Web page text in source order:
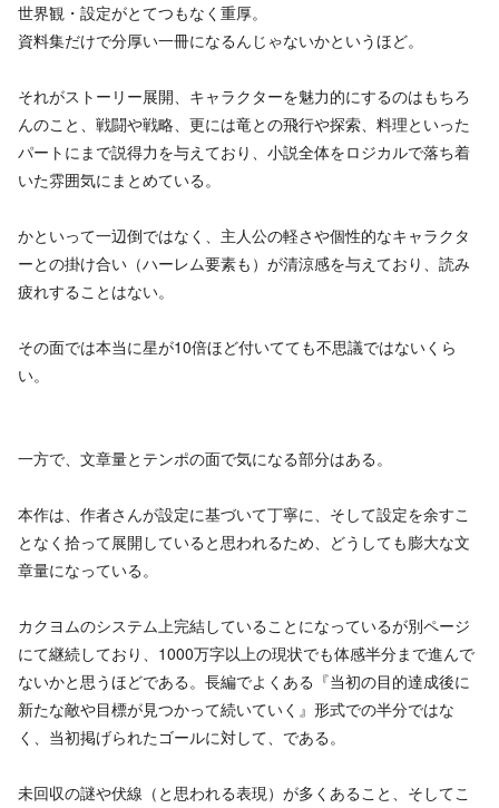
世界観・設定がとてつもなく重厚。
資料集だけで分厚い一冊になるんじゃないかというほど。
それがストーリー展開、キャラクターを魅力的にするのはもちろ
んのこと、戦闘や戦略、更には竜との飛行や探索、料理といった
パートにまで説得力を与えており、小説全体をロジカルで落ち着
いた雰囲気にまとめている。
かといって一辺倒ではなく、主人公の軽さや個性的なキャラクタ
ーとの掛け合い（ハーレム要素も）が清涼感を与えており、読み
疲れすることはない。
その面では本当に星が10倍ほど付いてても不思議ではないくら
い。
一方で、文章量とテンポの面で気になる部分はある。
本作は、作者さんが設定に基づいて丁寧に、そして設定を余すこ
となく拾って展開していると思われるため、どうしても膨大な文
章量になっている。
カクヨムのシステム上完結していることになっているが別ページ
にて継続しており、1000万字以上の現状でも体感半分まで進んで
ないかと思うほどである。長編でよくある『当初の目的達成後に
新たな敵や目標が見つかって続いていく』形式での半分ではな
く、当初掲げられたゴールに対して、である。
未回収の謎や伏線（と思われる表現）が多くあること、そしてこ